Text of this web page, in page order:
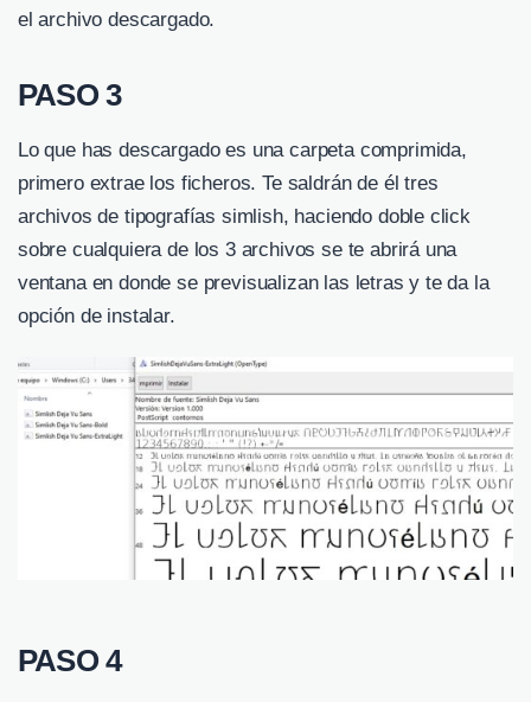
el archivo descargado.
PASO 3
Lo que has descargado es una carpeta comprimida,
primero extrae los ficheros. Te saldrán de él tres
archivos de tipografías simlish, haciendo doble click
sobre cualquiera de los 3 archivos se te abrirá una
ventana en donde se previsualizan las letras y te da la
opción de instalar.
PASO 4